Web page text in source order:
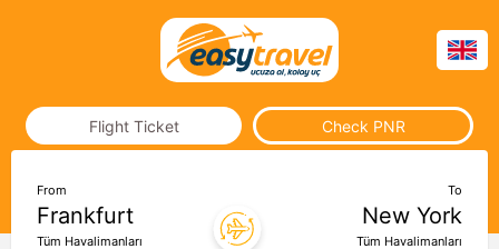
Flight Ticket Check PNR
From
Frankfurt
Tüm Havalimanları
To
New York
Tüm Havalimanları